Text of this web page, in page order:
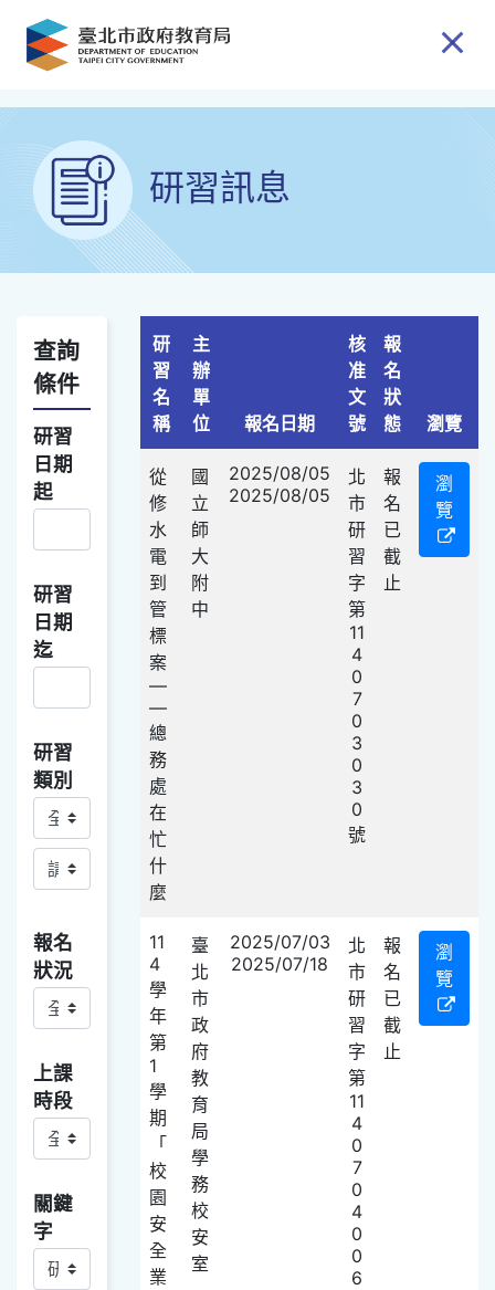
跳到主要內容
研習訊息
查詢
條件
查詢選項
研習
日期
起
研習
日期
迄
研習
類別
研習類別主
研習類別副
報名
狀況
上課
時段
關鍵
字
關鍵字查詢項目選取
研
習
名
稱
主
辦
單
位
報名日期
核
准
文
號
報
名
狀
態
瀏覽
從
修
水
電
到
管
標
案
—
—
總
務
處
在
忙
什
麼
國
立
師
大
附
中
2025/08/05
2025/08/05
北
市
研
習
字
第
11
4
0
7
0
3
0
3
0
號
報
名
已
截
止
瀏
覽
11
4
學
年
第
1
學
期
「
校
園
安
全
業
臺
北
市
政
府
教
育
局
學
務
校
安
室
2025/07/03
2025/07/18
北
市
研
習
字
第
11
4
0
7
0
4
0
0
6
報
名
已
截
止
瀏
覽